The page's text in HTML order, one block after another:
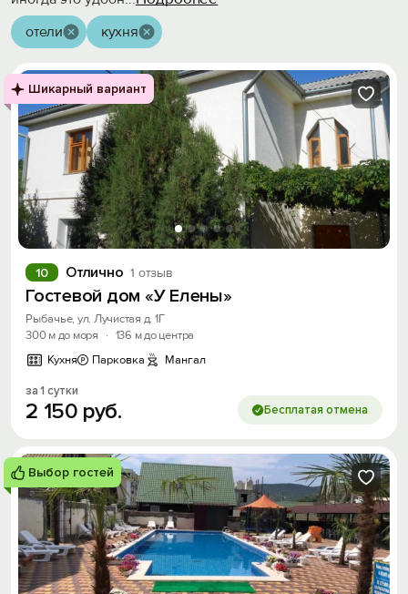
отели кухня
Шикарный вариант
Отлично 1 отзыв
10
Гостевой дом «У Елены»
Рыбачье, ул. Лучистая д. 1Г
300 м до моря
· 136 м до центра
Кухня
Парковка Мангал
за 1 сутки
2 150 руб. Бесплатая отмена
Выбор гостей